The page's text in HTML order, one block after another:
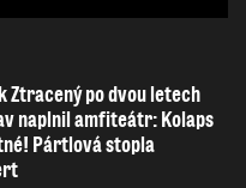
Ztracený po dvou letech
naplnil amfiteátr: Kolaps
Pártlová stopla